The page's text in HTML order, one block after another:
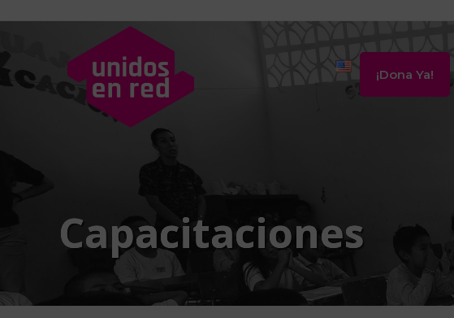
¡Dona Ya!
Capacitaciones